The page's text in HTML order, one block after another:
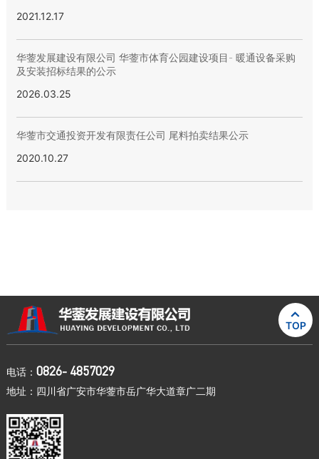
2021.12.17
华蓥发展建设有限公司 华蓥市体育公园建设项目- 暖通设备采购
及安装招标结果的公示
2026.03.25
华蓥市交通投资开发有限责任公司 尾料拍卖结果公示
2020.10.27

TOP
电话： 0826- 4857029
地址：四川省广安市华蓥市岳广华大道章广二期